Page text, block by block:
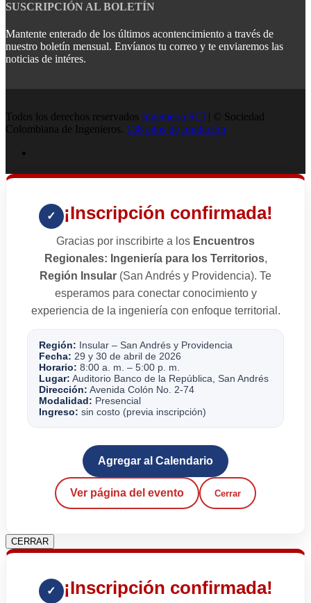
SUSCRIPCIÓN AL BOLETÍN
Mantente enterado de los últimos acontencimiento a través de
nuestro boletín mensual. Envíanos tu correo y te enviaremos las
noticias de intéres.
Todos los derechos reservados Ingenieria SCI | © Sociedad
Colombiana de Ingenieros. 138 años de fundación
✓ ¡Inscripción confirmada!
Gracias por inscribirte a los Encuentros
Regionales: Ingeniería para los Territorios,
Región Insular (San Andrés y Providencia). Te
esperamos para conectar conocimiento y
experiencia de la ingeniería con enfoque territorial.
Región: Insular – San Andrés y Providencia
Fecha: 29 y 30 de abril de 2026
Horario: 8:00 a. m. – 5:00 p. m.
Lugar: Auditorio Banco de la República, San Andrés
Dirección: Avenida Colón No. 2-74
Modalidad: Presencial
Ingreso: sin costo (previa inscripción)
Agregar al Calendario
Ver página del evento Cerrar
CERRAR
✓ ¡Inscripción confirmada!